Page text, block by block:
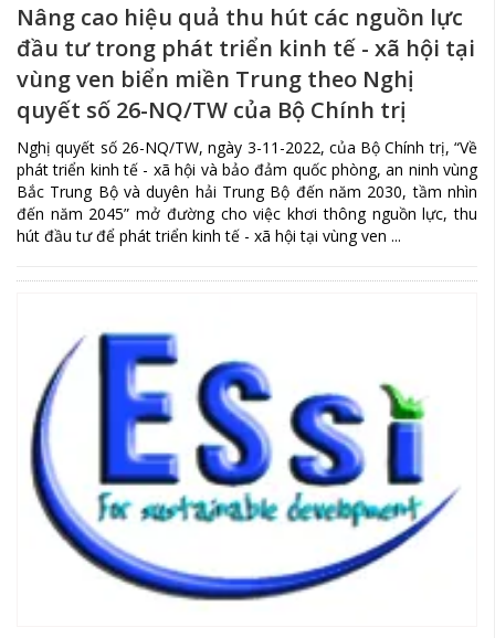
Nâng cao hiệu quả thu hút các nguồn lực
đầu tư trong phát triển kinh tế - xã hội tại
vùng ven biển miền Trung theo Nghị
quyết số 26-NQ/TW của Bộ Chính trị
Nghị quyết số 26-NQ/TW, ngày 3-11-2022, của Bộ Chính trị, “Về
phát triển kinh tế - xã hội và bảo đảm quốc phòng, an ninh vùng
Bắc Trung Bộ và duyên hải Trung Bộ đến năm 2030, tầm nhìn
đến năm 2045” mở đường cho việc khơi thông nguồn lực, thu
hút đầu tư để phát triển kinh tế - xã hội tại vùng ven ...